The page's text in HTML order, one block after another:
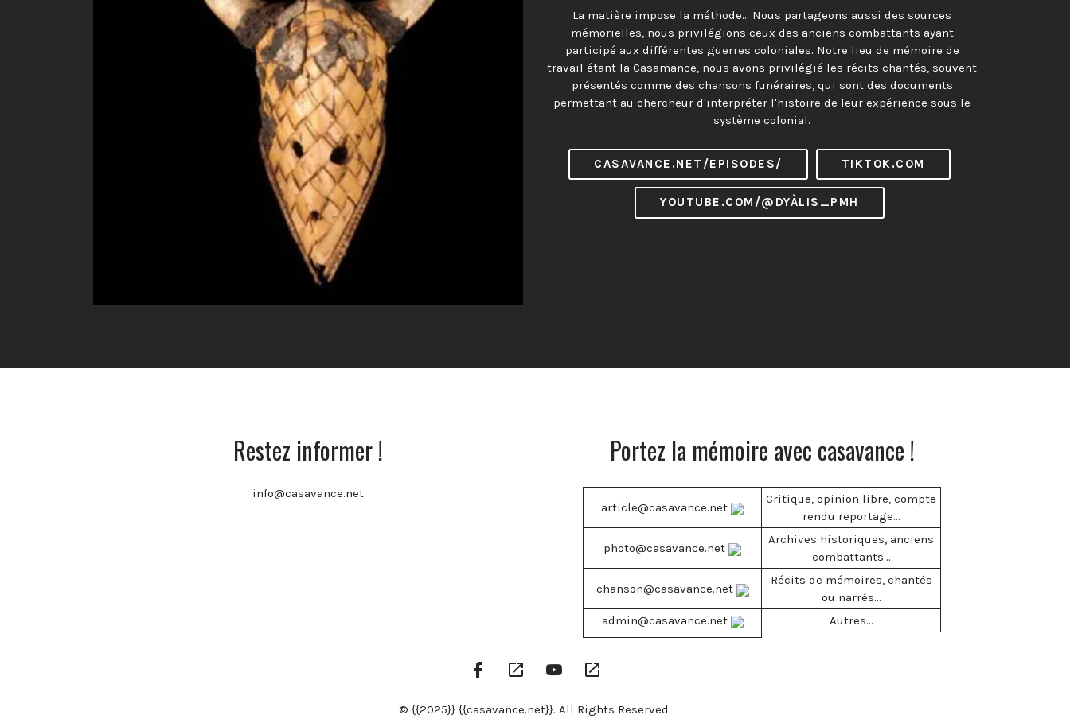
La matière impose la méthode… Nous partageons aussi des sources
mémorielles, nous privilégions ceux des anciens combattants ayant
participé aux différentes guerres coloniales. Notre lieu de mémoire de
travail étant la Casamance, nous avons privilégié les récits chantés, souvent
présentés comme des chansons funéraires, qui sont des documents
permettant au chercheur d'interpréter l'histoire de leur expérience sous le
système colonial.
CASAVANCE.NET/EPISODES/ TIKTOK.COM
YOUTUBE.COM/@DYÀLIS_PMH
Restez informer !
info@casavance.net
Portez la mémoire avec casavance !
article@casavance.net
Critique, opinion libre, compte
rendu reportage...
photo@casavance.net
Archives historiques, anciens
combattants...
chanson@casavance.net
Récits de mémoires, chantés
ou narrés...
admin@casavance.net
Autres...
Facebook
Profile
Google
Play
YouTube
Channel
© {{2025}} {{casavance.net}}. All Rights Reserved.